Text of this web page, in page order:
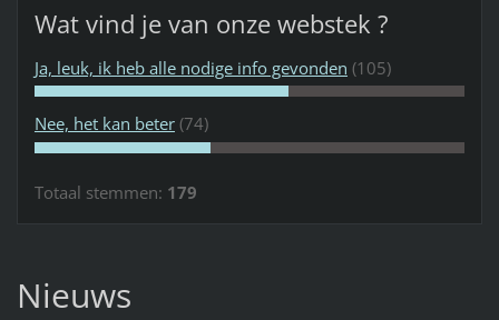
Wat vind je van onze webstek ?
Ja, leuk, ik heb alle nodige info gevonden (105)
Nee, het kan beter (74)
Totaal stemmen: 179
Nieuws